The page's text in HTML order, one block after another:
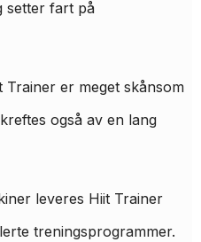
setter fart på
er meget skånsom
også av en lang
leveres Hiit Trainer
treningsprogrammer.